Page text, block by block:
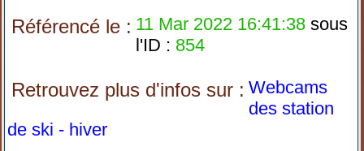
Référencé le : 11 Mar 2022 16:41:38 sous
l'ID : 854
Retrouvez plus d'infos sur : Webcams
des station
de ski - hiver